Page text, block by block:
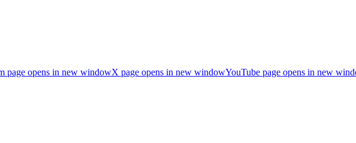
page opens in new windowX page opens in new windowYouTube page opens in new